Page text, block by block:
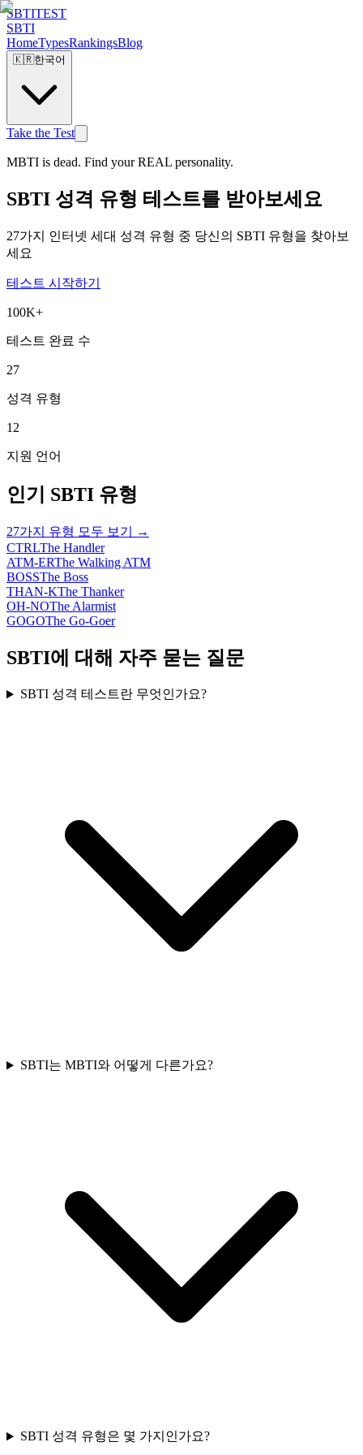
SBTITEST
SBTI
HomeTypesRankingsBlog
🇰🇷한국어
Take the Test
MBTI is dead. Find your REAL personality.
SBTI 성격 유형 테스트를 받아보세요
27가지 인터넷 세대 성격 유형 중 당신의 SBTI 유형을 찾아보
세요
테스트 시작하기
100K+
테스트 완료 수
27
성격 유형
12
지원 언어
인기 SBTI 유형
27가지 유형 모두 보기 →
CTRLThe Handler
ATM-ERThe Walking ATM
BOSSThe Boss
THAN-KThe Thanker
OH-NOThe Alarmist
GOGOThe Go-Goer
SBTI에 대해 자주 묻는 질문
SBTI 성격 테스트란 무엇인가요?
SBTI는 MBTI와 어떻게 다른가요?
SBTI 성격 유형은 몇 가지인가요?